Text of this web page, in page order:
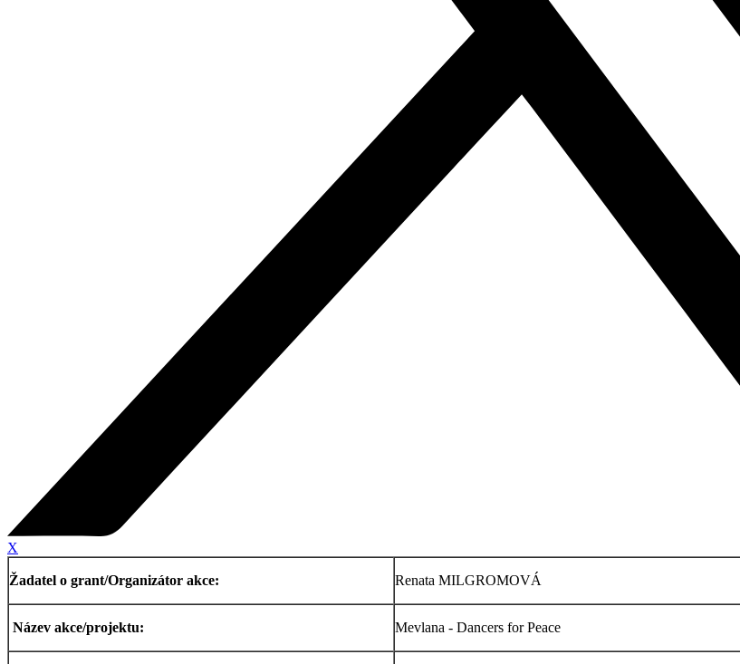
X
Žadatel o grant/Organizátor akce: Renata MILGROMOVÁ
Název akce/projektu: Mevlana - Dancers for Peace